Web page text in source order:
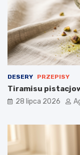
i
a
d
a
n
i
DESERY PRZEPISY
Tiramisu
28 lipca 2026